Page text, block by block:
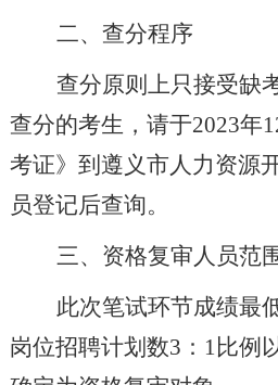
二、查分程序
查分原则上只接受缺
查分的考生，请于2023年
考证》到遵义市人力资源
员登记后查询。
三、资格复审人员范
此次笔试环节成绩最
岗位招聘计划数3：1比例